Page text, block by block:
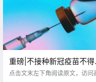
重磅|不接种新冠疫苗不得
入公共场所,这个国家为提
点击文末左下角阅读原文，访问